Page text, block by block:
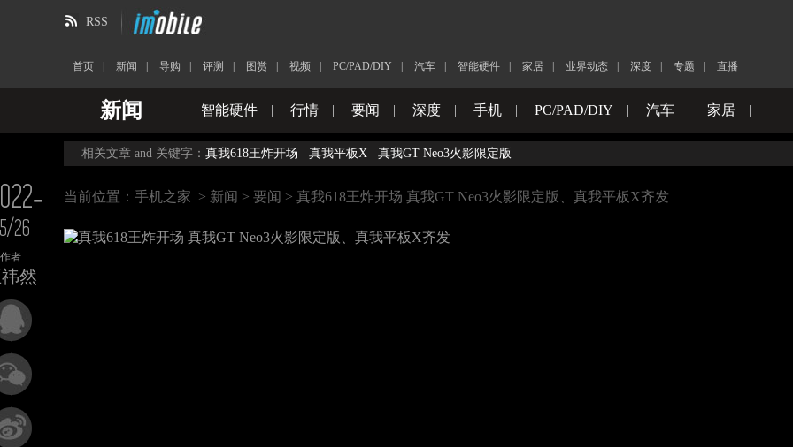
RSS
首页 新闻 导购 评测 图赏 视频 PC/PAD/DIY 汽车 智能硬件 家居 业界动态 深度 专题 直播
新闻 智能硬件 | 行情 | 要闻 | 深度 | 手机 | PC/PAD/DIY | 汽车 | 家居 |
26
作者
然
相关文章 and 关键字： 真我618王炸开场 真我平板X 真我GT Neo3火影限定版
当前位置： 手机之家 > 新闻 > 要闻 > 真我618王炸开场 真我GT Neo3火影限定版、真我平板X齐发